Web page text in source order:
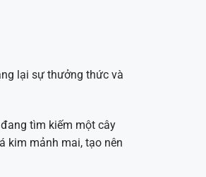
lại sự thưởng thức và
tìm kiếm một cây
kim mảnh mai, tạo nên